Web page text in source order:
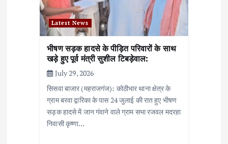
Latest News
भीषण सड़क हादसे के पीड़ित परिवारों के साथ
खड़े हुए पूर्व मंत्री सुशील टिबड़ेवाल:
July 29, 2026
सिसवा बाजार (महराजगंज): कोठीभार थाना क्षेत्र के
ग्राम बरवा द्वारिका के पास 24 जुलाई की रात हुए भीषण
सड़क हादसे में जान गंवाने वाले ग्राम सभा रजवल मदरहा
निवासी कृष्णा…